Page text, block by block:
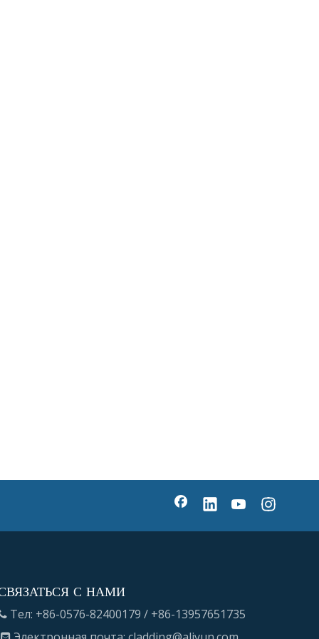
С НАМИ
Тел: +86-0576-82400179 / +86-13957651735